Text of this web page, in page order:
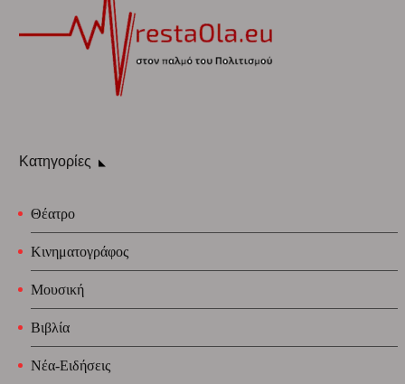
Κατηγορίες
Θέατρο
Κινηματογράφος
Μουσική
Βιβλία
Νέα-Ειδήσεις